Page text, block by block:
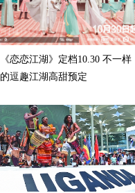
《恋恋江湖》定档10.30 不一样
的逗趣江湖高甜预定